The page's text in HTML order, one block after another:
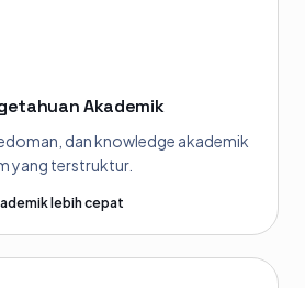
Akademik
dan knowledge akademik
yang terstruktur.
lebih cepat